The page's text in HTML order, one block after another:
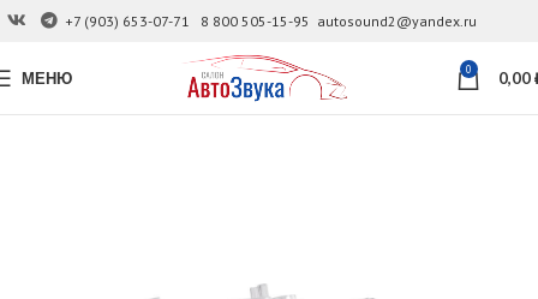
+7 (903) 653-07-71 8 800 505-15-95 autosound2@yandex.ru
МЕНЮ 0 0,00